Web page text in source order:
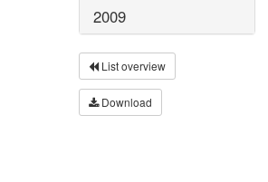
2009
List overview
Download